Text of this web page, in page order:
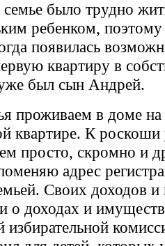
было трудно
ребенком,
появилась
квартиру в
был сын Андрей.
проживаем в доме на
К роскоши
просто, скромно и
адрес
Своих доходов и
о доходах и
избирательной